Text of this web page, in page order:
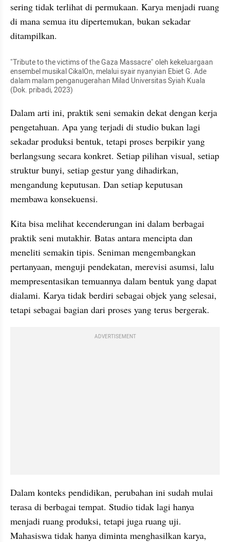
sering tidak terlihat di permukaan. Karya menjadi ruang
di mana semua itu dipertemukan, bukan sekadar
ditampilkan.
"Tribute to the victims of the Gaza Massacre" oleh kekeluargaan
ensembel musikal CikalOn, melalui syair nyanyian Ebiet G. Ade
dalam malam penganugerahan Milad Universitas Syiah Kuala
(Dok. pribadi, 2023)
Dalam arti ini, praktik seni semakin dekat dengan kerja
pengetahuan. Apa yang terjadi di studio bukan lagi
sekadar produksi bentuk, tetapi proses berpikir yang
berlangsung secara konkret. Setiap pilihan visual, setiap
struktur bunyi, setiap gestur yang dihadirkan,
mengandung keputusan. Dan setiap keputusan
membawa konsekuensi.
Kita bisa melihat kecenderungan ini dalam berbagai
praktik seni mutakhir. Batas antara mencipta dan
meneliti semakin tipis. Seniman mengembangkan
pertanyaan, menguji pendekatan, merevisi asumsi, lalu
mempresentasikan temuannya dalam bentuk yang dapat
dialami. Karya tidak berdiri sebagai objek yang selesai,
tetapi sebagai bagian dari proses yang terus bergerak.
ADVERTISEMENT
Dalam konteks pendidikan, perubahan ini sudah mulai
terasa di berbagai tempat. Studio tidak lagi hanya
menjadi ruang produksi, tetapi juga ruang uji.
Mahasiswa tidak hanya diminta menghasilkan karya,